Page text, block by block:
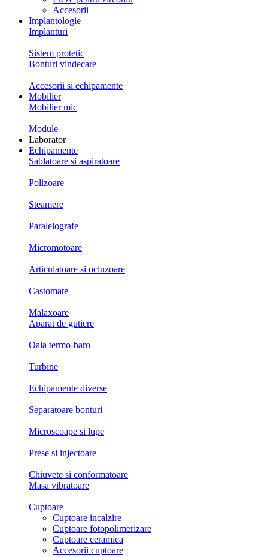
Accesorii
Implantologie
Implanturi
Sistem protetic
Bonturi vindecare
Accesorii si echipamente
Mobilier
Mobilier mic
Module
Laborator
Echipamente
Sablatoare si aspiratoare
Polizoare
Steamere
Paralelografe
Micromotoare
Articulatoare si ocluzoare
Castomate
Malaxoare
Aparat de gutiere
Oala termo-baro
Turbine
Echipamente diverse
Separatoare bonturi
Microscoape si lupe
Prese si injectoare
Chiuvete si conformatoare
Masa vibratoare
Cuptoare
Cuptoare incalzire
Cuptoare fotopolimerizare
Cuptoare ceramica
Accesorii cuptoare